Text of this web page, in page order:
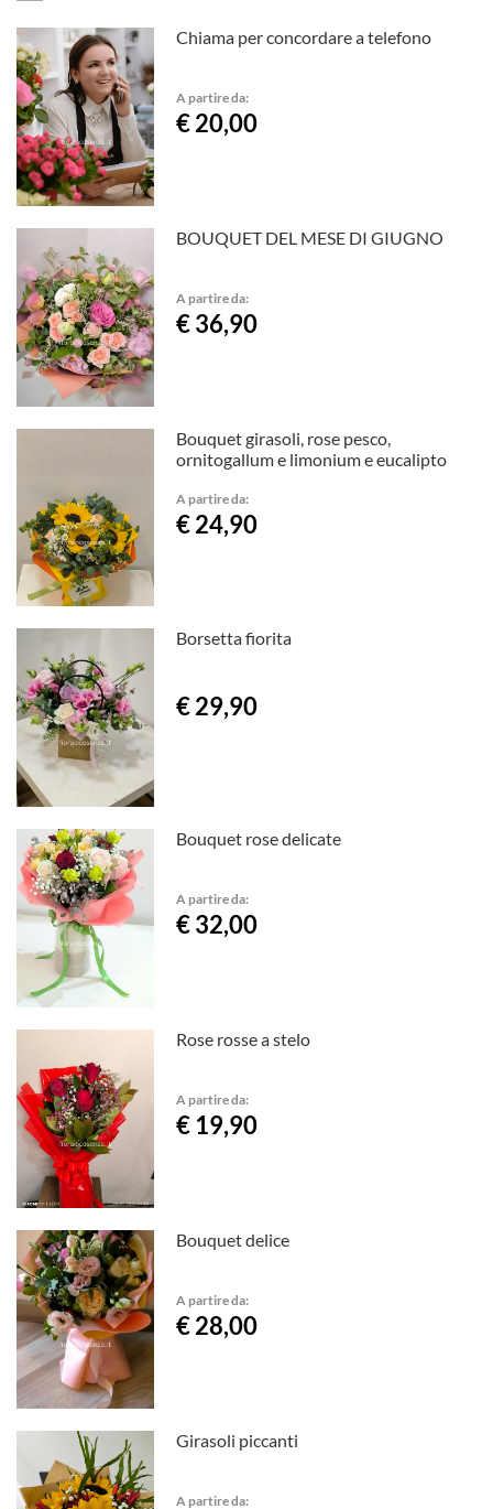
Chiama per concordare a telefono
A partire da:
€ 20,00
BOUQUET DEL MESE DI GIUGNO
A partire da:
€ 36,90
Bouquet girasoli, rose pesco,
ornitogallum e limonium e eucalipto
A partire da:
€ 24,90
Borsetta fiorita
€ 29,90
Bouquet rose delicate
A partire da:
€ 32,00
Rose rosse a stelo
A partire da:
€ 19,90
Bouquet delice
A partire da:
€ 28,00
Girasoli piccanti
A partire da: